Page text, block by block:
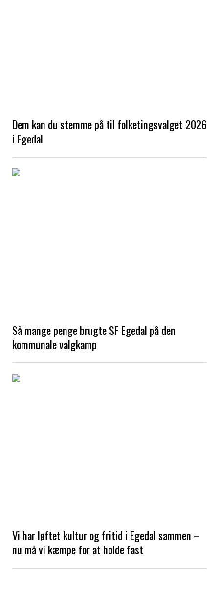
Dem kan du stemme på til folketingsvalget 2026
i Egedal
Så mange penge brugte SF Egedal på den
kommunale valgkamp
Vi har løftet kultur og fritid i Egedal sammen –
nu må vi kæmpe for at holde fast